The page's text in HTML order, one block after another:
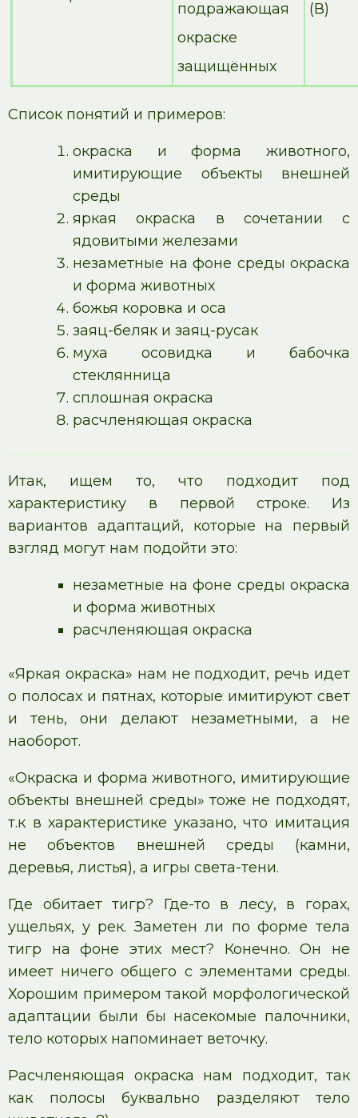
подражающая
окраске
защищённых
(В)
Список понятий и примеров:
окраска и форма животного,
имитирующие объекты внешней
среды
яркая окраска в сочетании с
ядовитыми железами
незаметные на фоне среды окраска
и форма животных
божья коровка и оса
заяц-беляк и заяц-русак
муха осовидка и бабочка
стеклянница
сплошная окраска
расчленяющая окраска
Итак, ищем то, что подходит под
характеристику в первой строке. Из
вариантов адаптаций, которые на первый
взгляд могут нам подойти это:
незаметные на фоне среды окраска
и форма животных
расчленяющая окраска
«Яркая окраска» нам не подходит, речь идет
о полосах и пятнах, которые имитируют свет
и тень, они делают незаметными, а не
наоборот.
«Окраска и форма животного, имитирующие
объекты внешней среды» тоже не подходят,
т.к в характеристике указано, что имитация
не объектов внешней среды (камни,
деревья, листья), а игры света-тени.
Где обитает тигр? Где-то в лесу, в горах,
ущельях, у рек. Заметен ли по форме тела
тигр на фоне этих мест? Конечно. Он не
имеет ничего общего с элементами среды.
Хорошим примером такой морфологической
адаптации были бы насекомые палочники,
тело которых напоминает веточку.
Расчленяющая окраска нам подходит, так
как полосы буквально разделяют тело